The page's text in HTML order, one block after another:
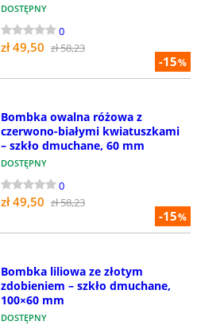
-15%
DOSTĘPNY
0
zł 49,50 zł 58,23
-15%
Bombka owalna różowa z
czerwono-białymi kwiatuszkami
– szkło dmuchane, 60 mm
DOSTĘPNY
0
zł 49,50 zł 58,23
Bombka liliowa ze złotym
zdobieniem – szkło dmuchane,
100×60 mm
DOSTĘPNY